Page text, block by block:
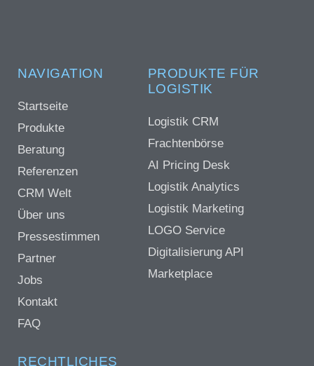
NAVIGATION
Startseite
Produkte
Beratung
Referenzen
CRM Welt
Über uns
Pressestimmen
Partner
Jobs
Kontakt
FAQ
PRODUKTE FÜR
LOGISTIK
Logistik CRM
Frachtenbörse
AI Pricing Desk
Logistik Analytics
Logistik Marketing
LOGO Service
Digitalisierung API
Marketplace
RECHTLICHES